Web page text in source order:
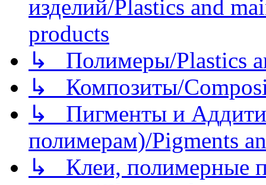
изделий/Plastics and
products
↳ Полимеры/Plastics
↳ Композиты/
↳ Пигменты и
полимерам)/Pigments
↳ Клеи, полимерные